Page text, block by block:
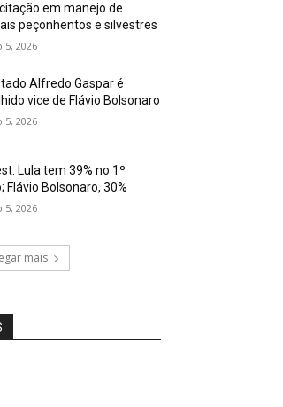
em manejo de
peçonhentos e silvestres
5, 2026
Alfredo Gaspar é
vice de Flávio Bolsonaro
5, 2026
Lula tem 39% no 1º
Flávio Bolsonaro, 30%
5, 2026
mais